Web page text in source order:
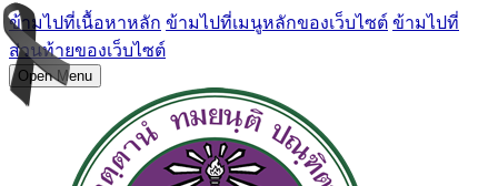
ข้ามไปที่เนื้อหาหลัก ข้ามไปที่เมนูหลักของเว็บไซต์ ข้ามไปที่
ส่วนท้ายของเว็บไซต์
Open Menu